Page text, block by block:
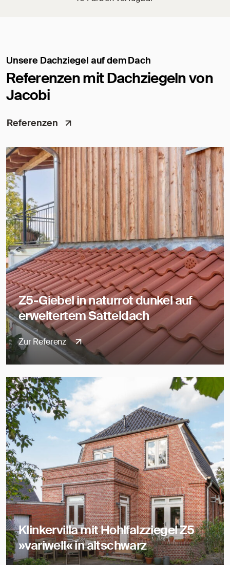
Unsere Dachziegel auf dem Dach
Referenzen mit Dachziegeln von
Jacobi
Referenzen
Z5-Giebel in naturrot dunkel auf
erweitertem Satteldach
Zur Referenz
Klinkervilla mit Hohlfalzziegel Z5
»variwell« in altschwarz